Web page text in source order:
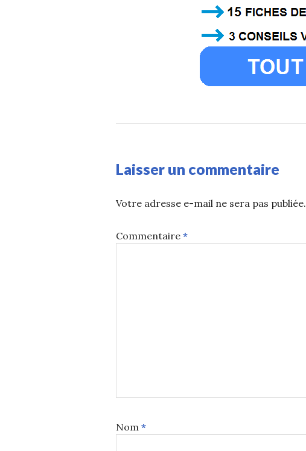
Laisser un commentaire
Votre adresse e-mail ne sera pas publiée.
Commentaire *
Nom *